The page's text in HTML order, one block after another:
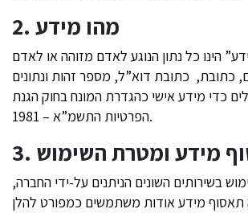
2. מהו מידע
הינו כל נתון הנוגע לאדם מזוהה או לאדם
שם, כתובת, כתובת דוא”ל, מספר זהות ונתונים
כדי מידע אישי כהגדרת המונח בחוק הגנת
הפרטיות התשמ”א – 1981.
מידע ומטרת השימוש
בשירותים השונים הניתנים על-ידי החברה,